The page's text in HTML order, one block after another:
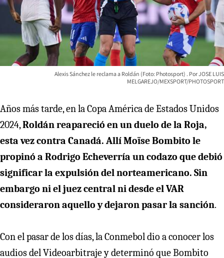
Alexis Sánchez le reclama a Roldán (Foto: Photosport)
JOSE LUIS
MELGAREJO/MEXSPORT/PHOTOSPORT
Años más tarde, en la Copa América de Estados Unidos
2024,Roldán reapareció en un duelo de la Roja,
esta vez contra Canadá. Allí Moïse Bombito le
propinó a Rodrigo Echeverría un codazo que debió
significar la expulsión del norteamericano. Sin
embargo ni el juez central ni desde el VAR
consideraron aquello y dejaron pasar la sanción.
Con el pasar de los días, la Conmebol dio a conocer los
audios del Videoarbitraje y determinó que Bombito